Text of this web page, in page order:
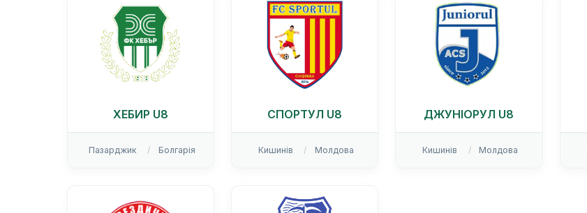
ХЕБИР U8
Пазарджик Болгарія
СПОРТУЛ U8
Кишинів Молдова
ДЖУНІОРУЛ U8
Кишинів Молдова